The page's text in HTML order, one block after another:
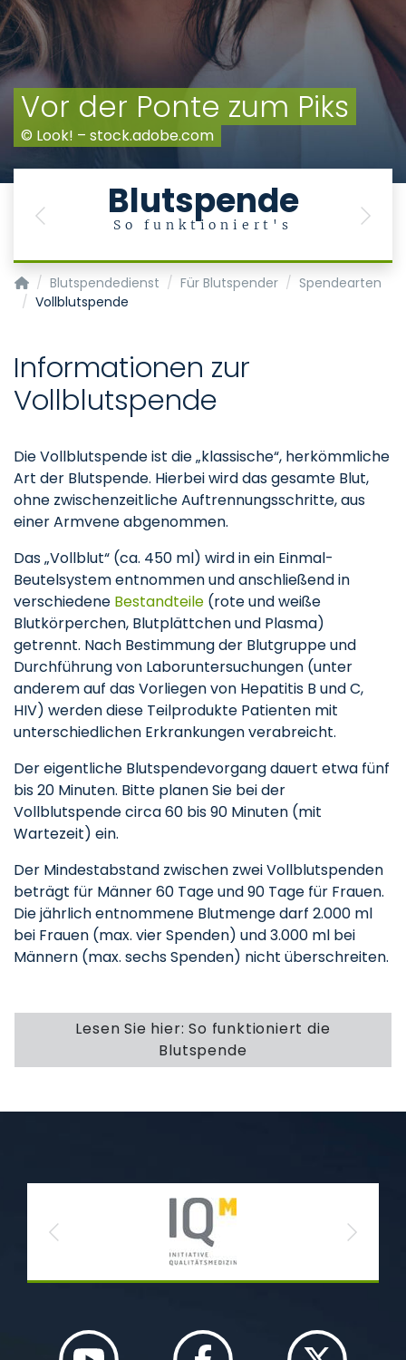
Vor der Ponte zum Piks
© Look! – stock.adobe.com
Blutspende
So funktioniert's
Previous Next
Transfusionsmedizin/Blutspendedienst
Blutspendedienst Für Blutspender
Spendearten
Vollblutspende
Informationen zur
Vollblutspende
Die Vollblutspende ist die „klassische“, herkömmliche
Art der Blutspende. Hierbei wird das gesamte Blut,
ohne zwischenzeitliche Auftrennungsschritte, aus
einer Armvene abgenommen.
Das „Vollblut“ (ca. 450 ml) wird in ein Einmal-
Beutelsystem entnommen und anschließend in
verschiedene Bestandteile (rote und weiße
Blutkörperchen, Blutplättchen und Plasma)
getrennt. Nach Bestimmung der Blutgruppe und
Durchführung von Laboruntersuchungen (unter
anderem auf das Vorliegen von Hepatitis B und C,
HIV) werden diese Teilprodukte Patienten mit
unterschiedlichen Erkrankungen verabreicht.
Der eigentliche Blutspendevorgang dauert etwa fünf
bis 20 Minuten. Bitte planen Sie bei der
Vollblutspende circa 60 bis 90 Minuten (mit
Wartezeit) ein.
Der Mindestabstand zwischen zwei Vollblutspenden
beträgt für Männer 60 Tage und 90 Tage für Frauen.
Die jährlich entnommene Blutmenge darf 2.000 ml
bei Frauen (max. vier Spenden) und 3.000 ml bei
Männern (max. sechs Spenden) nicht überschreiten.
Lesen Sie hier: So funktioniert die
Blutspende
Previous Next